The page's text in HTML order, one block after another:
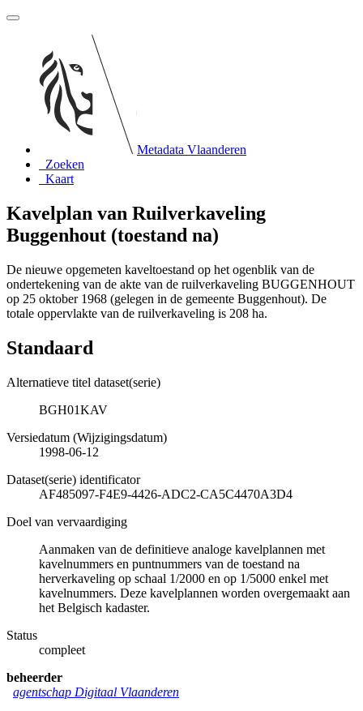
Metadata Vlaanderen
Zoeken
Kaart
Kavelplan van Ruilverkaveling
Buggenhout (toestand na)
De nieuwe opgemeten kaveltoestand op het ogenblik van de
ondertekening van de akte van de ruilverkaveling BUGGENHOUT
op 25 oktober 1968 (gelegen in de gemeente Buggenhout). De
totale oppervlakte van de ruilverkaveling is 208 ha.
Standaard
Alternatieve titel dataset(serie)
BGH01KAV
Versiedatum (Wijzigingsdatum)
1998-06-12
Dataset(serie) identificator
AF485097-F4E9-4426-ADC2-CA5C4470A3D4
Doel van vervaardiging
Aanmaken van de definitieve analoge kavelplannen met
kavelnummers en puntnummers van de toestand na
herverkaveling op schaal 1/2000 en op 1/5000 enkel met
kavelnummers. Deze kavelplannen worden overgemaakt aan
het Belgisch kadaster.
Status
compleet
beheerder
agentschap Digitaal Vlaanderen